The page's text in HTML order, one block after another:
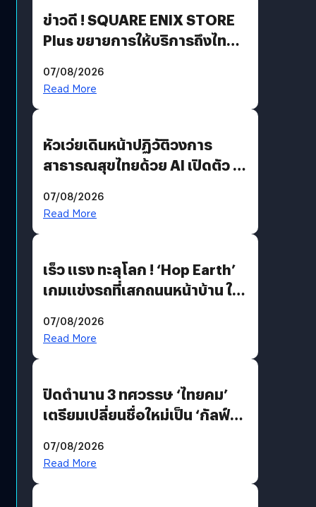
ข่าวดี ! SQUARE ENIX STORE
Plus ขยายการให้บริการถึงไทย
โดยตรง
07/08/2026
Read More
หัวเว่ยเดินหน้าปฏิวัติวงการ
สาธารณสุขไทยด้วย AI เปิดตัว 4
AI เพื่อการแพทย์ในประเทศไทย
07/08/2026
Read More
เร็ว แรง ทะลุโลก ! ‘Hop Earth’
เกมแข่งรถที่เสกถนนหน้าบ้าน ให้
07/08/2026
Read More
ปิดตำนาน 3 ทศวรรษ ‘ไทยคม’
เตรียมเปลี่ยนชื่อใหม่เป็น ‘กัลฟ์
อวกาศเต็มสูบ
07/08/2026
Read More